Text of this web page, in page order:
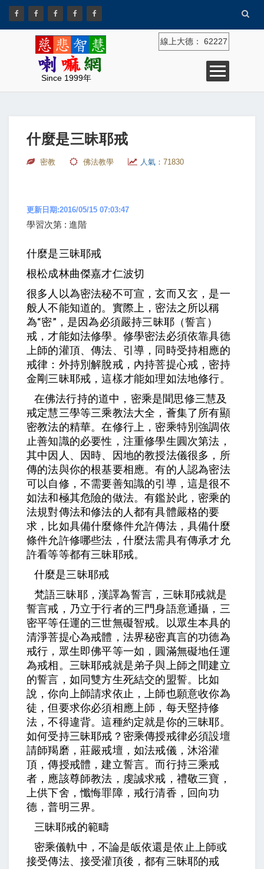
Since 1999年
線上大德： 62227
什麼是三昧耶戒
密教 佛法教學 人氣： 71830
更新日期:2016/05/15 07:03:47
學習次第 : 進階
什麼是三昧耶戒
根松成林曲傑嘉才仁波切
很多人以為密法秘不可宣，玄而又玄，是一
般人不能知道的。實際上，密法之所以稱
為“密” ，是因為必須嚴持三昧耶（誓言）
戒，才能如法修學。修學密法必須依靠具德
上師的灌頂、傳法、引導，同時受持相應的
戒律：外持別解脫戒，內持菩提心戒，密持
金剛三昧耶戒，這樣才能如理如法地修行。
在佛法行持的道中，密乘是聞思修三慧及
戒定慧三學等三乘教法大全，薈集了所有顯
密教法的精華。在修行上，密乘特別強調依
止善知識的必要性，注重修學生圓次第法，
其中因人、因時、因地的教授法儀很多，所
傳的法與你的根基要相應。有的人認為密法
可以自修，不需要善知識的引導，這是很不
如法和極其危險的做法。有鑑於此，密乘的
法規對傳法和修法的人都有具體嚴格的要
求，比如具備什麼條件允許傳法，具備什麼
條件允許修哪些法，什麼法需具有傳承才允
許看等等都有三昧耶戒。
什麼是三昧耶戒
梵語三昧耶，漢譯為誓言，三昧耶戒就是
誓言戒，乃立于行者的三門身語意通攝，三
密平等任運的三世無礙智戒。以眾生本具的
清淨菩提心為戒體，法界秘密真言的功德為
戒行，眾生即佛平等一如，圓滿無礙地任運
為戒相。三昧耶戒就是弟子與上師之間建立
的誓言，如同雙方生死結交的盟誓。比如
說，你向上師請求依止，上師也願意收你為
徒，但要求你必須相應上師，每天堅持修
法，不得違背。這種約定就是你的三昧耶。
如何受持三昧耶戒？密乘傳授戒律必須設壇
請師羯磨，莊嚴戒壇，如法戒儀，沐浴灌
頂，傳授戒體，建立誓言。而行持三乘戒
者，應該尊師教法，虔誠求戒，禮敬三寶，
上供下舍，懺悔罪障，戒行清香，回向功
德，普明三界。
三昧耶戒的範疇
密乘儀軌中，不論是皈依還是依止上師或
接受傳法、接受灌頂後，都有三昧耶的戒